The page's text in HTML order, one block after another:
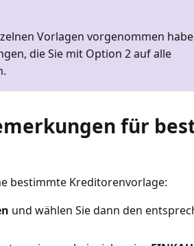
Vorlagen vorgenommen
die Sie mit Option 2 auf alle
für
bestimmte Kreditorenvorlage:
und wählen Sie dann den